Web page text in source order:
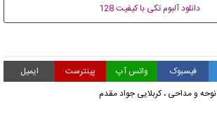
دانلود آلبوم تکی با کیفیت 128
فیسبوک واتس آپ پینترست
ایمیل
نوحه و مداحی ،کربلایی جواد مقدم